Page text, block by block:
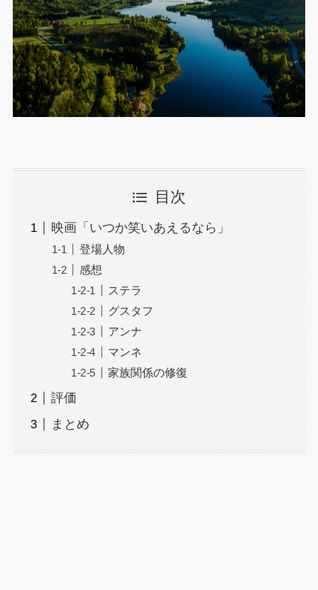
目次
映画「いつか笑いあえるなら」
登場人物
感想
ステラ
グスタフ
アンナ
マンネ
家族関係の修復
評価
まとめ